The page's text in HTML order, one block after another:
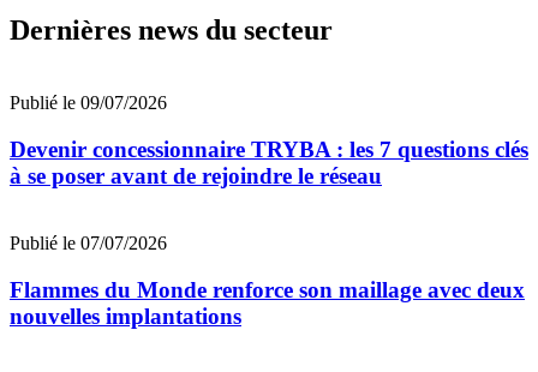
Dernières news du secteur
Publié le 09/07/2026
Devenir concessionnaire TRYBA : les 7 questions clés
à se poser avant de rejoindre le réseau
Publié le 07/07/2026
Flammes du Monde renforce son maillage avec deux
nouvelles implantations